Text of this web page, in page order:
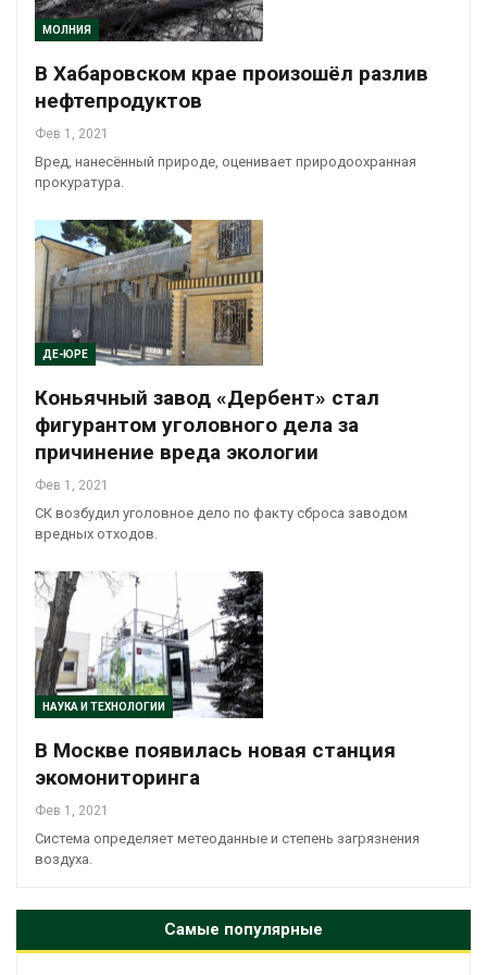
МОЛНИЯ
В Хабаровском крае произошёл разлив
нефтепродуктов
Фев 1, 2021
Вред, нанесённый природе, оценивает природоохранная
прокуратура.
ДЕ-ЮРЕ
Коньячный завод «Дербент» стал
фигурантом уголовного дела за
причинение вреда экологии
Фев 1, 2021
СК возбудил уголовное дело по факту сброса заводом
вредных отходов.
НАУКА И ТЕХНОЛОГИИ
В Москве появилась новая станция
экомониторинга
Фев 1, 2021
Система определяет метеоданные и степень загрязнения
воздуха.
Самые популярные